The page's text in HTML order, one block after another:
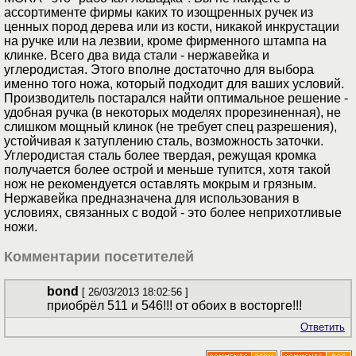
ассортименте фирмы каких то изощренных ручек из
ценных пород дерева или из кости, никакой инкрустации
на ручке или на лезвии, кроме фирменного штампа на
клинке. Всего два вида стали - нержавейка и
углеродистая. Этого вполне достаточно для выбора
именно того ножа, который подходит для ваших условий.
Производитель постарался найти оптимальное решение -
удобная ручка (в некоторых моделях прорезиненная), не
слишком мощный клинок (не требует спец разрешения),
устойчивая к затуплению сталь, возможность заточки.
Углеродистая сталь более твердая, режущая кромка
получается более острой и меньше тупится, хотя такой
нож не рекомендуется оставлять мокрым и грязным.
Нержавейка предназначена для использования в
условиях, связанных с водой - это более неприхотливые
ножи.
Комментарии посетителей
bond [ 26/03/2013 18:02:56 ]
приобрёл 511 и 546!!! от обоих в восторге!!!
Ответить